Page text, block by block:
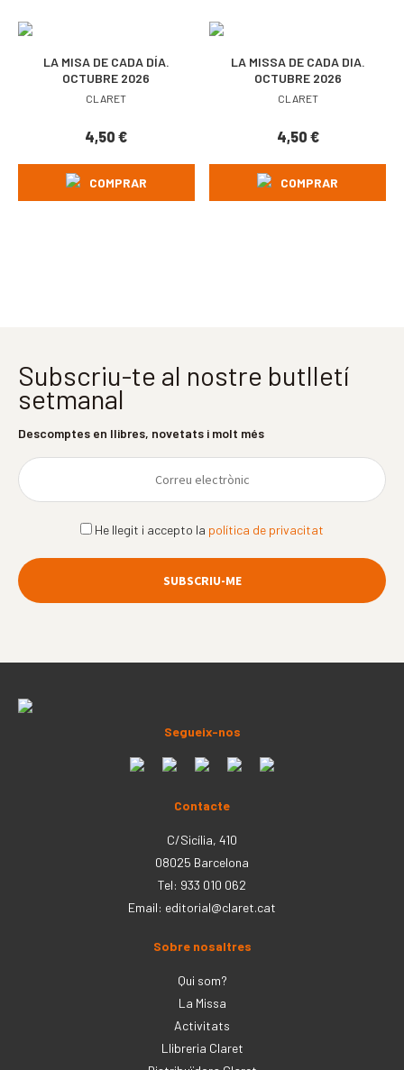
LA MISA DE CADA DÍA.
OCTUBRE 2026
CLARET
4,50€
COMPRAR
LA MISSA DE CADA DIA.
OCTUBRE 2026
CLARET
4,50 €
COMPRAR
Subscriu-te al nostre butlletí
setmanal
Descomptes en llibres, novetats i molt més
He llegit i accepto la política de privacitat
Segueix-nos
Contacte
C/Sicília, 410
08025 Barcelona
Tel: 933 010 062
Email: editorial@claret.cat
Sobre nosaltres
Qui som?
La Missa
Activitats
Llibreria Claret